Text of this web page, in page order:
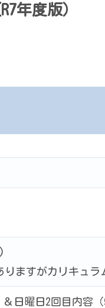
年度版）
ますがカリキュラ
日曜日2回目内容